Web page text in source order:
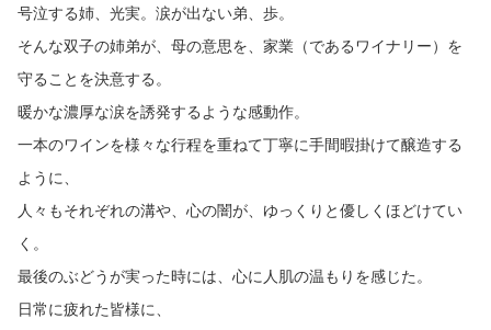
号泣する姉、光実。涙が出ない弟、歩。
そんな双子の姉弟が、母の意思を、家業（であるワイナリー）を
守ることを決意する。
暖かな濃厚な涙を誘発するような感動作。
一本のワインを様々な行程を重ねて丁寧に手間暇掛けて醸造する
ように、
人々もそれぞれの溝や、心の闇が、ゆっくりと優しくほどけてい
く。
最後のぶどうが実った時には、心に人肌の温もりを感じた。
日常に疲れた皆様に、